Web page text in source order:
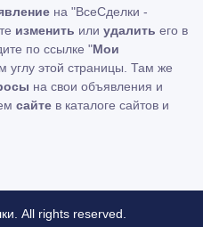
на "ВсеСделки -
изменить или удалить его в
по ссылке "Мои
углу этой страницы. Там же
на свои объявления и
сайте в каталоге сайтов и
All rights reserved.